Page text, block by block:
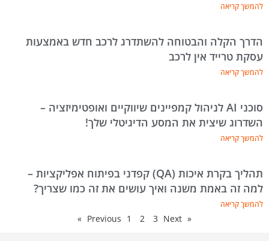
להמשך קריאה
הדרך הקלה והבטוחה להשתדרג לרכב חדש באמצעות
עסקת טרייד אין לרכב
להמשך קריאה
סוכני AI לניהול קמפיינים שיווקיים ואופטימיזציה –
השדרוג שיצית את המסע הדיגיטלי שלך!
להמשך קריאה
תהליך בקרת איכות (QA) קפדני בפיתוח אפליקציות –
למה זה באמת משנה ואיך עושים את זה כמו שצריך?
להמשך קריאה
« Previous
1 2 3 Next »